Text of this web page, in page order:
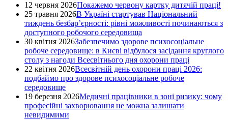
12 червня 2026Покажемо червону картку дитячій праці!
25 травня 2026В Україні стартував Національний
тиждень безбар’єрності: рівні можливості починаються з
доступного робочого середовища
30 квітня 2026Забезпечимо здорове психосоціальне
робоче середовище: в Києві відбулося засідання круглого
столу з нагоди Всесвітнього дня охорони праці
22 квітня 2026Всесвітній день охорони праці 2026:
подбаймо про здорове психосоціальне робоче
середовище
19 березня 2026Медичні працівники в зоні ризику: чому
професійні захворювання не можна залишати
невидимими